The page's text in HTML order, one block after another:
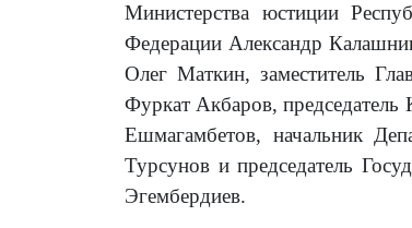
Министерства юстиции
Федерации Александр
Олег Маткин, заместитель
Фуркат Акбаров, председатель
Ешмагамбетов, начальник
Турсунов и председатель
Эгембердиев.